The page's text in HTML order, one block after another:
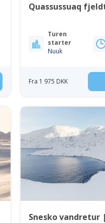
Quassussuaq
Turen
starter
Nuuk
Fra 1 975 DKK
Snesko vandretur